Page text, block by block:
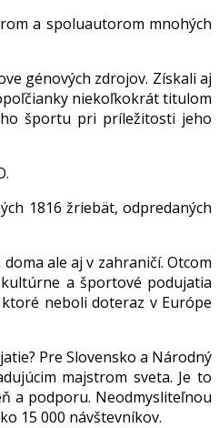
a spoluautorom mnohých
génových zdrojov. Získali aj
niekoľkokrát titulom
športu pri príležitosti jeho
1816 žriebät, odpredaných
ale aj v zahraničí. Otcom
a športové podujatia
neboli doteraz v Európe
Pre Slovensko a Národný
majstrom sveta. Je to
a podporu. Neodmysliteľnou
15 000 návštevníkov.